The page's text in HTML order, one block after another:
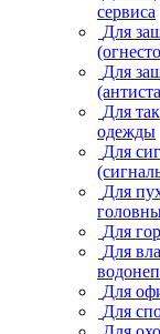
сервиса
Для
Для
Для
одежды
Для
Для
Для
Для
Для
Для